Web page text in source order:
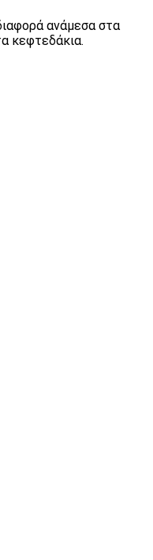
ανάμεσα στα
κεφτεδάκια.